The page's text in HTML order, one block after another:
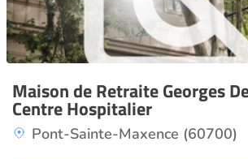
Maison de Retraite Georges
Centre Hospitalier
Pont-Sainte-Maxence (60700)